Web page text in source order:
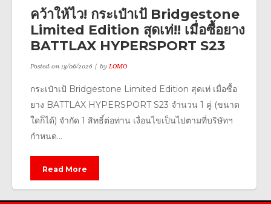
คว้าให้ไว! กระเป๋าเป้ Bridgestone
Limited Edition สุดเท่!! เมื่อซื้อยาง
BATTLAX HYPERSPORT S23
Posted on18/06/2026 byLOMO
กระเป๋าเป้ Bridgestone Limited Edition สุดเท่ เมื่อซื้อ
ยาง BATTLAX HYPERSPORT S23 จำนวน 1 คู่ (ขนาด
ใดก็ได้) จำกัด 1 สิทธิ์ต่อท่าน เงื่อนไขเป็นไปตามที่บริษัทฯ
กำหนด...
Read More